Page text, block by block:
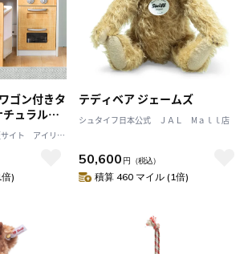
ゴン付きタ
チュラル
サイト アイリス
)
テディベア ジェームズ
シュタイフ日本公式 ＪＡＬ Mａｌｌ店
50,600 円 （税込）
積算 460 マイル (1倍)